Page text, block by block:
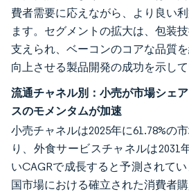
費者需要に応えながら、より良い
ます。セグメントの拡大は、包装
支えられ、ベーコンのコアな品質
向上させる製品開発の成功を示して
流通チャネル別：小売が市場シェ
スのモメンタムが加速
小売チャネルは2025年に61.78%の
り、外食サービスチャネルは2031
いCAGRで成長すると予測されて
国市場における確立された消費者